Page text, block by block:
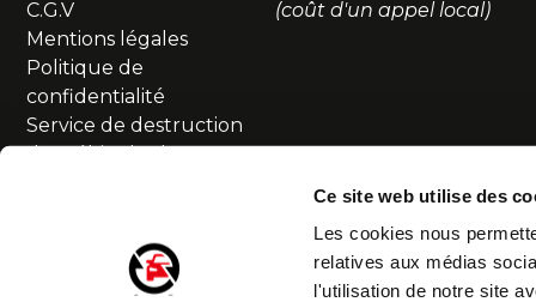
Ce site web utilise des
Les cookies nous
relatives aux médias
l'utilisation de notre site
C.G.V
Mentions légales
Politique de
confidentialité
Service de destruction
des véhicules hors
SAV et Retour
Partenaires
Accessibilité numérique
(coût d'un appel local)